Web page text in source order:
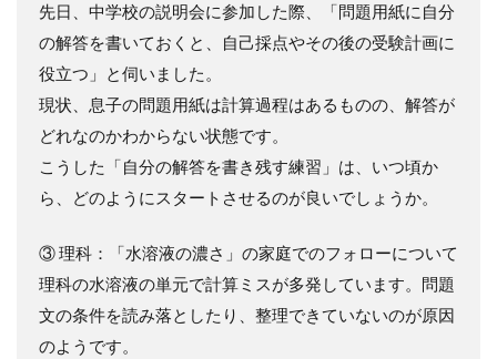
先日、中学校の説明会に参加した際、「問題用紙に自分
の解答を書いておくと、自己採点やその後の受験計画に
役立つ」と伺いました。
現状、息子の問題用紙は計算過程はあるものの、解答が
どれなのかわからない状態です。
こうした「自分の解答を書き残す練習」は、いつ頃か
ら、どのようにスタートさせるのが良いでしょうか。
③ 理科：「水溶液の濃さ」の家庭でのフォローについて
理科の水溶液の単元で計算ミスが多発しています。問題
文の条件を読み落としたり、整理できていないのが原因
のようです。